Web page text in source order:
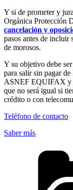
Y si de prometer y
Orgánica Protección
cancelación y
pasos antes de incluir
de morosos.
Y su objetivo debe
para salir sin pagar
ASNEF EQUIFAX y
que no será igual si
crédito o con
Teléfono de contacto
Saber más